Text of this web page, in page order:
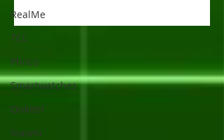
RealMe
TCL
Philco
Smartwatches
Oukitel
Xiaomi